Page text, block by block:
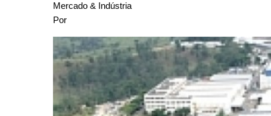
Mercado & Indústria
Por